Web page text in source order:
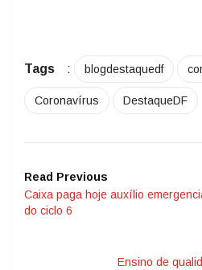
Tags : blogdestaquedf
Coronavírus DestaqueDF
Read Previous
Caixa paga hoje auxílio
do ciclo 6
Ensino de